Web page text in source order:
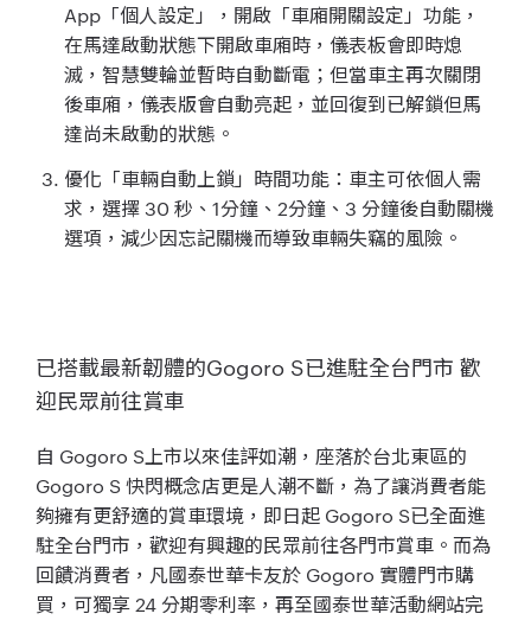
App「個人設定」，開啟「車廂開關設定」功能，
在馬達啟動狀態下開啟車廂時，儀表板會即時熄
滅，智慧雙輪並暫時自動斷電；但當車主再次關閉
後車廂，儀表版會自動亮起，並回復到已解鎖但馬
達尚未啟動的狀態。
優化「車輛自動上鎖」時間功能：車主可依個人需
求，選擇 30 秒、1分鐘、2分鐘、3 分鐘後自動關機
選項，減少因忘記關機而導致車輛失竊的風險。
已搭載最新韌體的Gogoro S已進駐全台門市 歡
迎民眾前往賞車
自 Gogoro S上市以來佳評如潮，座落於台北東區的
Gogoro S 快閃概念店更是人潮不斷，為了讓消費者能
夠擁有更舒適的賞車環境，即日起 Gogoro S已全面進
駐全台門市，歡迎有興趣的民眾前往各門市賞車。而為
回饋消費者，凡國泰世華卡友於 Gogoro 實體門市購
買，可獨享 24 分期零利率，再至國泰世華活動網站完